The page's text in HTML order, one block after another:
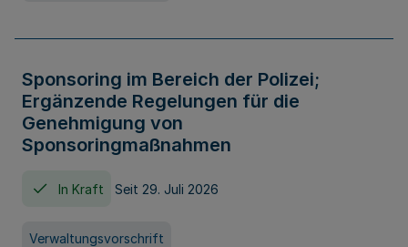
Sponsoring im Bereich der Polizei;
Ergänzende Regelungen für die
Genehmigung von
Sponsoringmaßnahmen
In Kraft Seit 29. Juli 2026
Verwaltungsvorschrift